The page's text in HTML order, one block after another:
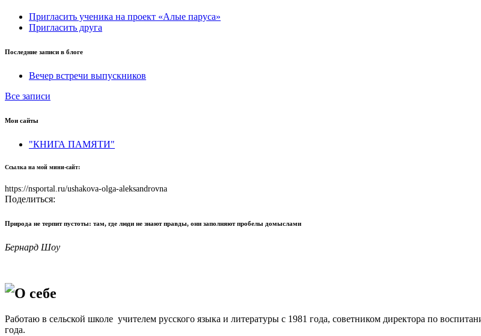
Пригласить ученика на проект «Алые паруса»
Пригласить друга
Последние записи в блоге
Вечер встречи выпускников
Все записи
Мои сайты
"КНИГА ПАМЯТИ"
Ссылка на мой мини-сайт:
https://nsportal.ru/ushakova-olga-aleksandrovna
Поделиться:
Природа не терпит пустоты: там, где люди не знают правды, они заполняют пробелы домыслами
Бернард Шоу
О себе
Работаю в сельской школе учителем русского языка и литературы с 1981 года, советником директора по
года.